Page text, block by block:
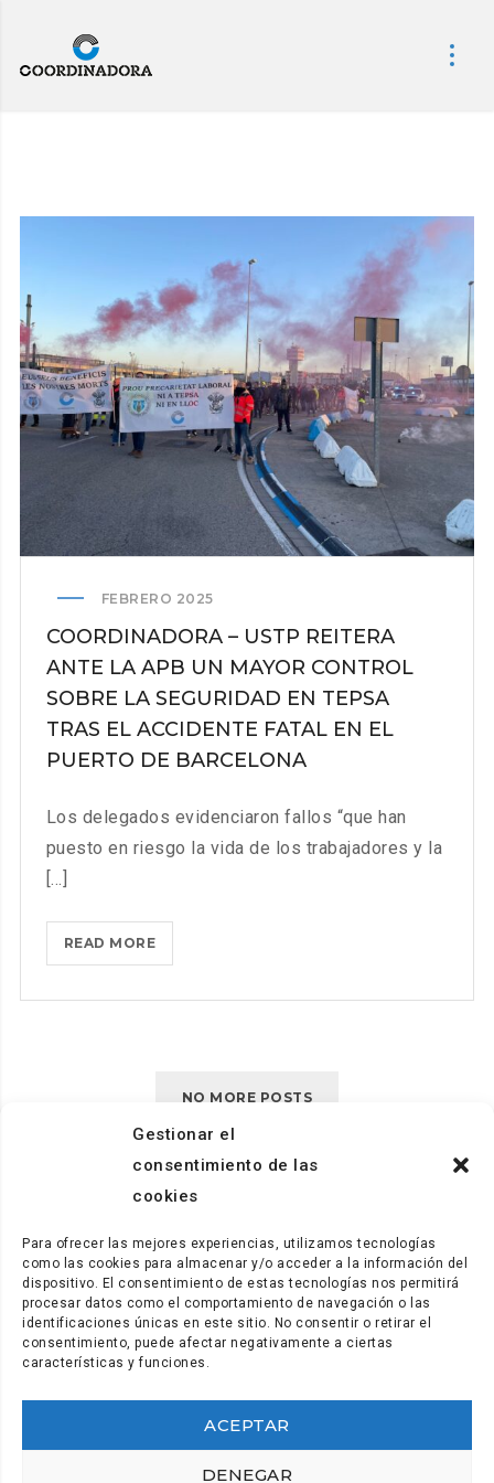
Gestionar el
consentimiento de las
cookies
Para ofrecer las mejores experiencias, utilizamos tecnologías
como las cookies para almacenar y/o acceder a la información del
dispositivo. El consentimiento de estas tecnologías nos permitirá
procesar datos como el comportamiento de navegación o las
identificaciones únicas en este sitio. No consentir o retirar el
consentimiento, puede afectar negativamente a ciertas
características y funciones.
ACEPTAR
DENEGAR
FEBRERO 2025
COORDINADORA – USTP REITERA
ANTE LA APB UN MAYOR CONTROL
SOBRE LA SEGURIDAD EN TEPSA
TRAS EL ACCIDENTE FATAL EN EL
PUERTO DE BARCELONA
Los delegados evidenciaron fallos “que han
puesto en riesgo la vida de los trabajadores y la
[...]
READ MORECOORDINADORA
–
APB
UN
SOBRE
SEGURIDAD
EN
TEPSA
TRAS
EL
NO MORE POSTS